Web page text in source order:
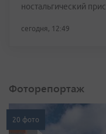
ностальгический
сегодня, 12:49
Фоторепортаж
20 фото